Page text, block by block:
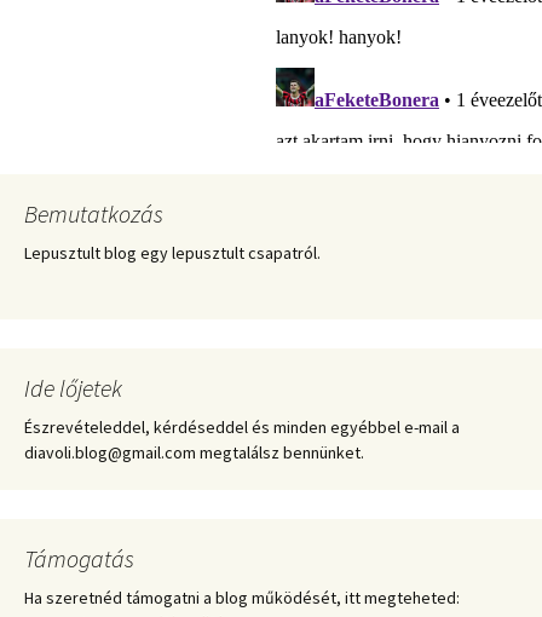
Bemutatkozás
Lepusztult blog egy lepusztult csapatról.
Ide lőjetek
Észrevételeddel, kérdéseddel és minden egyébbel e-mail a
diavoli.blog@gmail.com megtalálsz bennünket.
Támogatás
Ha szeretnéd támogatni a blog működését, itt megteheted: